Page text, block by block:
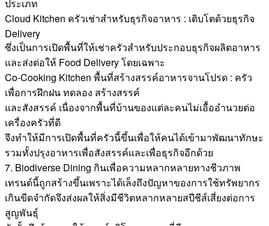
ประเภท
Cloud Kitchen ครัวเช่าสำหรับธุรกิจอาหาร : เติบโตด้วยธุรกิจ
Delivery
ซึ่งเป็นการเปิดพื้นที่ให้เช่าครัวสำหรับประกอบธุรกิจผลิตอาหาร
และส่งต่อให้ Food Delivery โดยเฉพาะ
Co-Cooking Kitchen พื้นที่สร้างสรรค์อาหารจานโปรด : ครัว
เพื่อการฝึกฝน ทดลอง สร้างสรรค์
และสังสรรค์ เนื่องจากพื้นที่บ้านของแต่ละคนไม่เอื้ออำนวยต่อ
เครื่องครัวที่ดี
จึงทำให้มีการเปิดพื้นที่ครัวนี้ขึ้นเพื่อให้คนได้เข้ามาพัฒนาทักษะ
รวมทั้งปรุงอาหารเพื่อสังสรรค์และเพื่อธุรกิจอีกด้วย
7. Biodiverse Dining กินเพื่อความหลากหลายทางชีวภาพ
เทรนด์นี้ถูกสร้างขึ้นเพราะได้เล็งถึงปัญหาของการใช้ทรัพยากร
เกินขีดจำกัดจึงส่งผลให้สิ่งมีชีวิตหลากหลายสปีชีส์เสี่ยงต่อการ
สูญพันธุ์